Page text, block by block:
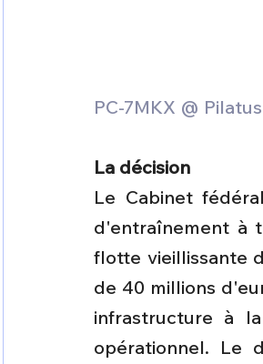
PC-7MKX @
La décision
Le Cabinet
d'entraînement à
flotte vieillissante
de 40 millions
infrastructure à
opérationnel. Le